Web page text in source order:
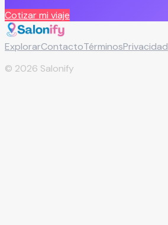
Cotizar mi viaje
ExplorarContactoTérminosPrivacidad
© 2026 Salonify